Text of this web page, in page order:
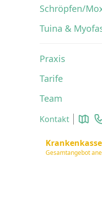
Schröpfen/
Tuina &
Praxis
Tarife
Team
Kontakt
Gesamtangebot